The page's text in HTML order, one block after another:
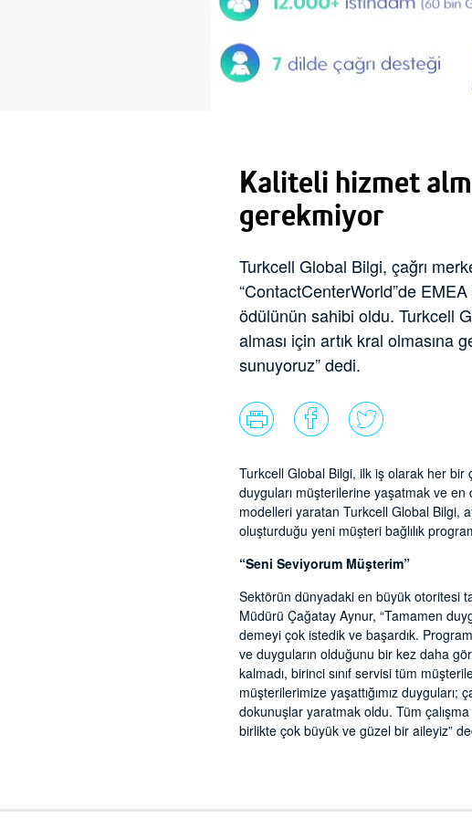
Kaliteli hizmet
gerekmiyor
Turkcell Global Bilgi, çağrı
“ContactCenterWorld”de
ödülünün sahibi oldu. Turkcell
alması için artık kral olmasına
sunuyoruz” dedi.
Turkcell Global Bilgi, ilk iş olarak her bir
duyguları müşterilerine yaşatmak ve
modelleri yaratan Turkcell Global Bilgi,
oluşturduğu yeni müşteri bağlılık
“Seni Seviyorum Müşterim”
Sektörün dünyadaki en büyük otoritesi
Müdürü Çağatay Aynur, “Tamamen
demeyi çok istedik ve başardık.
ve duyguların olduğunu bir kez daha
kalmadı, birinci sınıf servisi tüm
müşterilerimize yaşattığımız duyguları;
dokunuşlar yaratmak oldu. Tüm
birlikte çok büyük ve güzel bir aileyiz”